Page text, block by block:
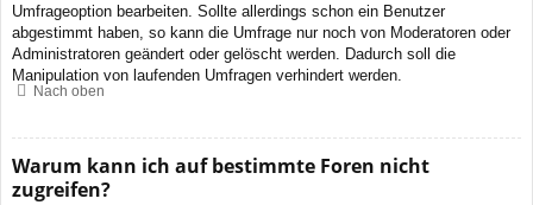
Umfrageoption bearbeiten. Sollte allerdings schon ein Benutzer
abgestimmt haben, so kann die Umfrage nur noch von Moderatoren oder
Administratoren geändert oder gelöscht werden. Dadurch soll die
Manipulation von laufenden Umfragen verhindert werden.
Nach oben
Warum kann ich auf bestimmte Foren nicht
zugreifen?